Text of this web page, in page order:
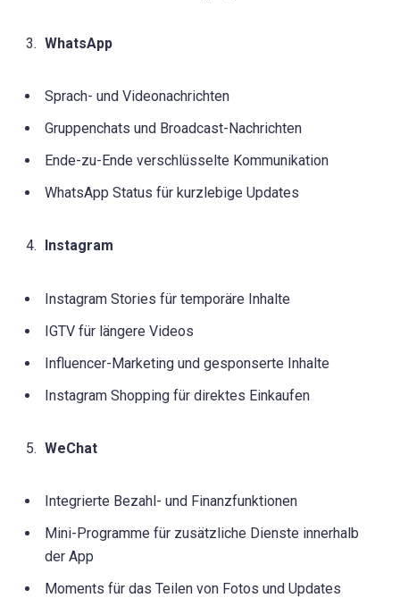
WhatsApp
Sprach- und Videonachrichten
Gruppenchats und Broadcast-Nachrichten
Ende-zu-Ende verschlüsselte Kommunikation
WhatsApp Status für kurzlebige Updates
Instagram
Instagram Stories für temporäre Inhalte
IGTV für längere Videos
Influencer-Marketing und gesponserte Inhalte
Instagram Shopping für direktes Einkaufen
WeChat
Integrierte Bezahl- und Finanzfunktionen
Mini-Programme für zusätzliche Dienste innerhalb
der App
Moments für das Teilen von Fotos und Updates